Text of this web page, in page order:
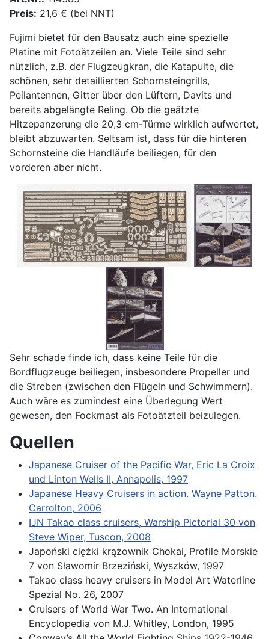
Preis: 21,6 € (bei NNT)
Fujimi bietet für den Bausatz auch eine spezielle
Platine mit Fotoätzeilen an. Viele Teile sind sehr
nützlich, z.B. der Flugzeugkran, die Katapulte, die
schönen, sehr detaillierten Schornsteingrills,
Peilantennen, Gitter über den Lüftern, Davits und
bereits abgelängte Reling. Ob die geätzte
Hitzepanzerung die 20,3 cm-Türme wirklich aufwertet,
bleibt abzuwarten. Seltsam ist, dass für die hinteren
Schornsteine die Handläufe beiliegen, für den
vorderen aber nicht.
Sehr schade finde ich, dass keine Teile für die
Bordflugzeuge beiliegen, insbesondere Propeller und
die Streben (zwischen den Flügeln und Schwimmern).
Auch wäre es zumindest eine Überlegung Wert
gewesen, den Fockmast als Fotoätzteil beizulegen.
Quellen
Japanese Cruiser of the Pacific War, Eric La Croix
und Linton Wells II, Annapolis, 1997
Japanese Heavy Cruisers in action. Wayne Patton.
Carrolton, 2006
IJN Takao class cruisers, Warship Pictorial 30 von
Steve Wiper, Tuscon, 2008
Japoński ciężki krążownik Chokai, Profile Morskie
7 von Sławomir Brzeziński, Wyszków, 1997
Takao class heavy cruisers in Model Art Waterline
Spezial No. 26, 2007
Cruisers of World War Two. An International
Encyclopedia von M.J. Whitley, London, 1995